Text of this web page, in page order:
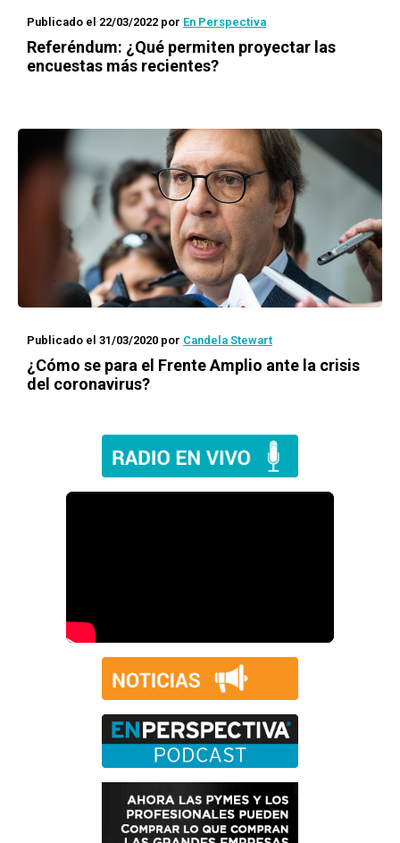
Publicado el 22/03/2022 por En Perspectiva
Referéndum: ¿Qué permiten proyectar las
encuestas más recientes?
Publicado el 31/03/2020 por Candela Stewart
¿Cómo se para el Frente Amplio ante la crisis
del coronavirus?